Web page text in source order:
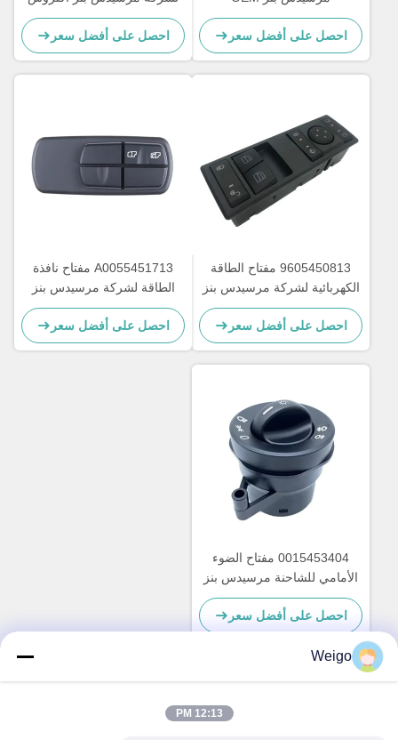
A0045451813
احصل على أفضل سعر
MP4 شاحنة OEM
A9605451013
احصل على أفضل سعر
9605450813 مفتاح الطاقة
الكهربائية لشركة مرسيدس بنز
أكتروس MP4 OEM
A9605450813
احصل على أفضل سعر
A0055451713 مفتاح نافذة
الطاقة لشركة مرسيدس بنز
للشاحنة OEM A0035450113
A0025450113
احصل على أفضل سعر
0015453404 مفتاح الضوء
الأمامي للشاحنة مرسيدس بنز
احصل على أفضل سعر
Weigo
12:13 PM